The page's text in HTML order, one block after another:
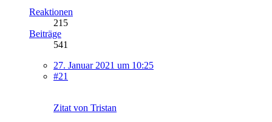
Reaktionen
215
Beiträge
541
27. Januar 2021 um 10:25
#21
Zitat von Tristan